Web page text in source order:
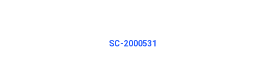
SC-2000531